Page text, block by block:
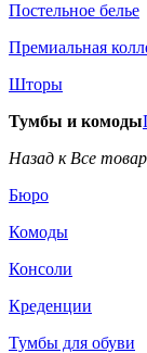
Постельное белье
Премиальная
Шторы
Тумбы и комоды
Назад к Все
Бюро
Комоды
Консоли
Креденции
Тумбы для обуви